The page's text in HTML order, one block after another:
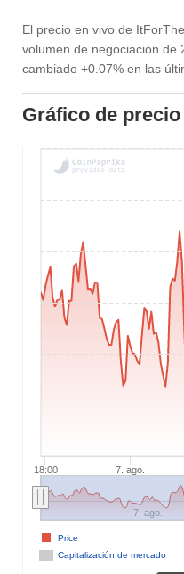
El precio en vivo de
volumen de negociación de
cambiado +0.07% en las
Gráfico de precio
18:00 7. ago.
Capitalización de mercado
Price
7. ago.